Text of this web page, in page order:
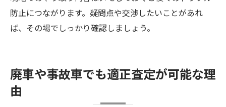
防止につながります。疑問点や交渉したいことがあれ
ば、その場でしっかり確認しましょう。
廃車や事故車でも適正査定が可能な理
由